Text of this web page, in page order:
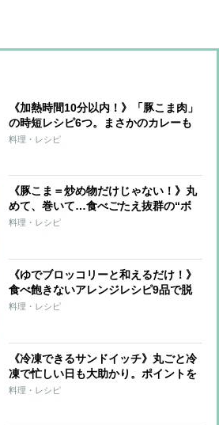
《加熱時間10分以内！》「豚こま肉」
の時短レシピ6つ。まさかのカレーも
煮込まずOK！
料理・レシピ
《豚こま＝炒め物だけじゃない！》丸
めて、巻いて…食べごたえ抜群の“ボ
リュームおかず”6レシピ
料理・レシピ
《ゆでブロッコリーと和えるだけ！》
食べ飽きないアレンジレシピ9品で脱
マンネリ！
料理・レシピ
《冷凍できるサンドイッチ》丸ごと冷
凍で忙しい日も大助かり。ポイントを
押さえて作り置きしたい！
料理・レシピ